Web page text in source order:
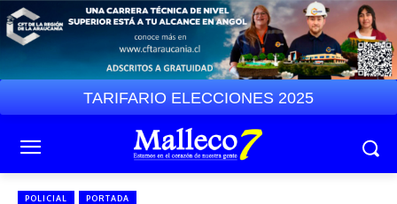
TARIFARIO ELECCIONES 2025
POLICIAL PORTADA